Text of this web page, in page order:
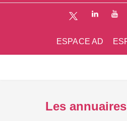
ESPACE AD
Les